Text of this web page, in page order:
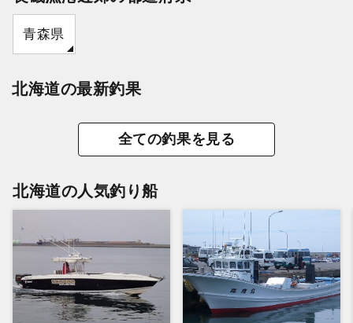
青森県
北海道の最新釣果
全ての釣果を見る
北海道の人気釣り船